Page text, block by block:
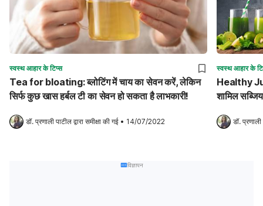
स्वस्थ आहार के टिप्स
Tea for bloating: ब्लोटिंग में चाय का सेवन करें, लेकिन
सिर्फ कुछ खास हर्बल टी का सेवन हो सकता है लाभकारी!
डॉ. प्रणाली पाटील द्वारा समीक्षा की गई • 14/07/2022
स्वस्थ आहार के
Healthy
शामिल
डॉ.
विज्ञापन